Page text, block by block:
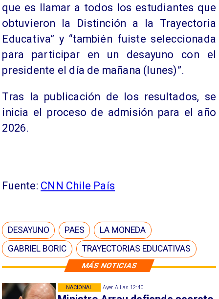
MÁS NOTICIAS
Ayer A Las 12:40
NACIONAL
que es llamar a todos los estudiantes que
obtuvieron la Distinción a la Trayectoria
Educativa” y “también fuiste seleccionada
para participar en un desayuno con el
presidente el día de mañana (lunes)”.
Tras la publicación de los resultados, se
inicia el proceso de admisión para el año
2026.
Fuente: CNN Chile País
DESAYUNO PAES
LA MONEDA
GABRIEL BORIC
TRAYECTORIAS EDUCATIVAS